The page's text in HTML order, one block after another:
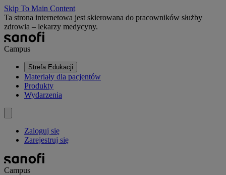
Skip To Main Content
Ta strona internetowa jest skierowana do pracowników służby
zdrowia – lekarzy medycyny.
Campus
Strefa Edukacji
Materiały dla pacjentów
Produkty
Wydarzenia
Zaloguj się
Zarejestruj się
Campus